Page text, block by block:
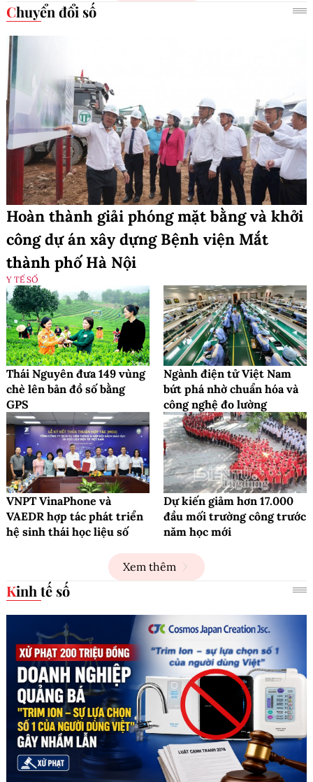
Chuyển đổi số
Hoàn thành giải phóng mặt bằng và khởi
công dự án xây dựng Bệnh viện Mắt
thành phố Hà Nội
Y TẾ SỐ
Thái Nguyên đưa 149 vùng
chè lên bản đồ số bằng
GPS
Ngành điện tử Việt Nam
bứt phá nhờ chuẩn hóa và
công nghệ đo lường
VNPT VinaPhone và
VAEDR hợp tác phát triển
hệ sinh thái học liệu số
Dự kiến giảm hơn 17.000
đầu mối trường công trước
năm học mới
Xem thêm
Kinh tế số